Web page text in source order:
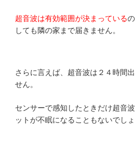
超音波は有効範囲が決まっている
しても隣の家まで届きません。
さらに言えば、超音波は２４時間
せん。
センサーで感知したときだけ超音
ットが不眠になることもないでしょ